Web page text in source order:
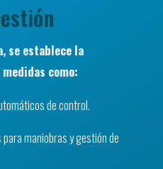
se establece la
como:
de control.
maniobras y gestión de